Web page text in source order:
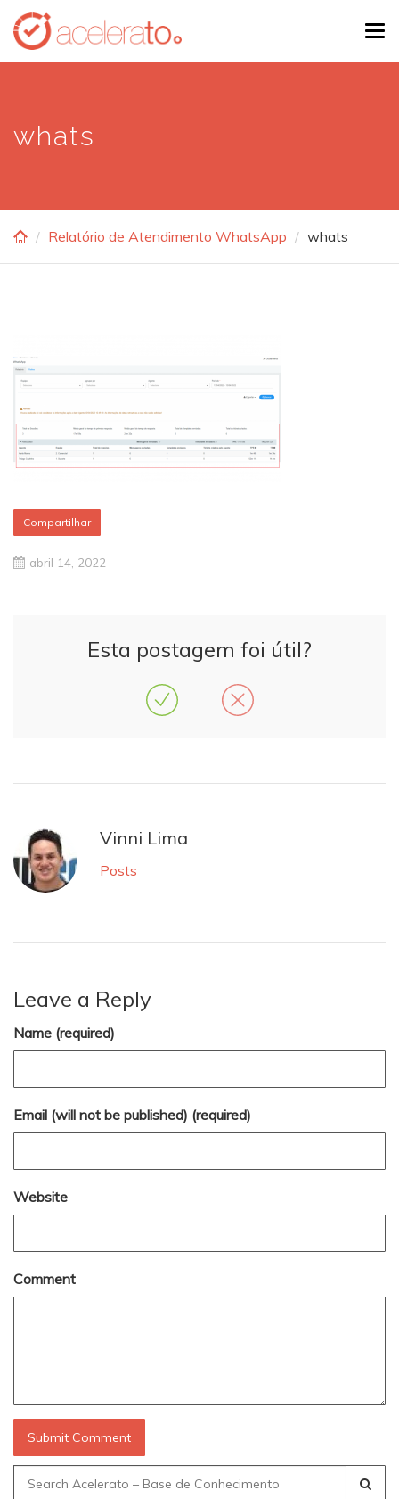
Skip
main
whats
Relatório de Atendimento WhatsApp whats
Compartilhar
abril 14, 2022
Esta postagem foi útil?
Vinni Lima
Posts
Leave a Reply
Name (required)
Email (will not be published) (required)
Website
Comment
Search